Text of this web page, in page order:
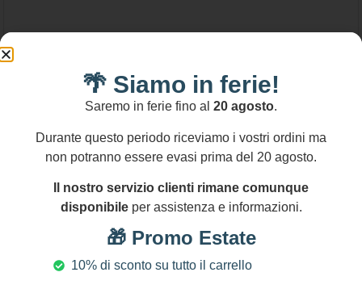
32,00€
Bracciale Sikelia elastico, bracciale siciliano,
perle di lava, Fico d’India in ceramica di
Aggiungi al carrello
🌴 Siamo in ferie!
Saremo in ferie fino al 20 agosto.
Durante questo periodo riceviamo i vostri ordini ma
non potranno essere evasi prima del 20 agosto.
Il nostro servizio clienti rimane comunque
disponibileper assistenza e informazioni.
🎁 Promo Estate
10% di sconto su tutto il carrello